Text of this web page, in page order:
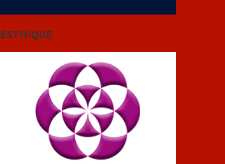
ESTHIQUE